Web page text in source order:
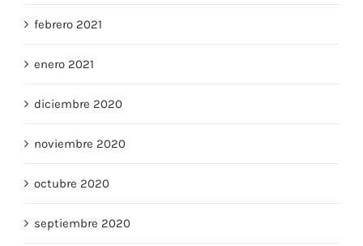
febrero 2021
enero 2021
diciembre 2020
noviembre 2020
octubre 2020
septiembre 2020